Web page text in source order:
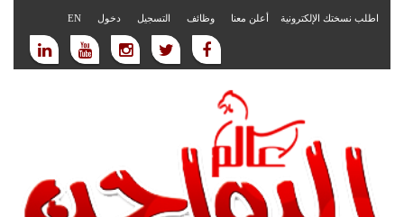
اطلب نسختك الإلكترونية أعلن معنا وظائف التسجيل دخول EN